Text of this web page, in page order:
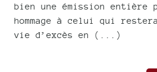
bien une émission entière
hommage à celui qui
vie d’excès en (...)